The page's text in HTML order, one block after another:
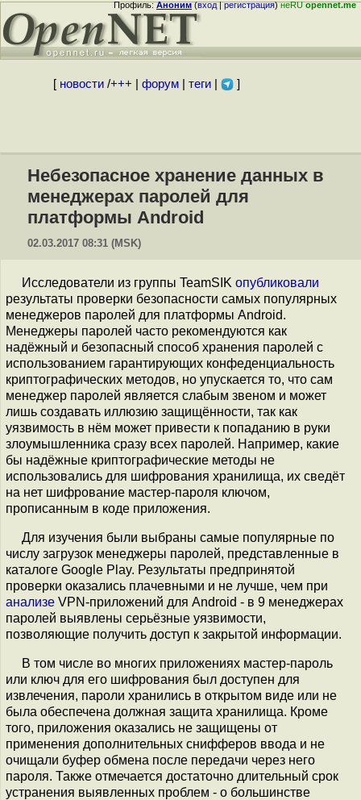
Профиль:Аноним(вход|регистрация)неRUopennet.me
[ новости/+++ форум| теги| ]
Небезопасное хранение данных в
менеджерах паролей для
платформы Android
02.03.2017 08:31 (MSK)
Исследователи из группы TeamSIK опубликовали
результаты проверки безопасности самых популярных
менеджеров паролей для платформы Android.
Менеджеры паролей часто рекомендуются как
надёжный и безопасный способ хранения паролей с
использованием гарантирующих конфеденциальность
криптографических методов, но упускается то, что сам
менеджер паролей является слабым звеном и может
лишь создавать иллюзию защищённости, так как
уязвимость в нём может привести к попаданию в руки
злоумышленника сразу всех паролей. Например, какие
бы надёжные криптографические методы не
использовались для шифрования хранилища, их сведёт
на нет шифрование мастер-пароля ключом,
прописанным в коде приложения.
Для изучения были выбраны самые популярные по
числу загрузок менеджеры паролей, представленные в
каталоге Google Play. Результаты предпринятой
проверки оказались плачевными и не лучше, чем при
анализе VPN-приложений для Android - в 9 менеджерах
паролей выявлены серьёзные уязвимости,
позволяющие получить доступ к закрытой информации.
В том числе во многих приложениях мастер-пароль
или ключ для его шифрования был доступен для
извлечения, пароли хранились в открытом виде или не
была обеспечена должная защита хранилища. Кроме
того, приложения оказались не защищены от
применения дополнительных снифферов ввода и не
очищали буфер обмена после передачи через него
пароля. Также отмечается достаточно длительный срок
устранения выявленных проблем - о большинстве